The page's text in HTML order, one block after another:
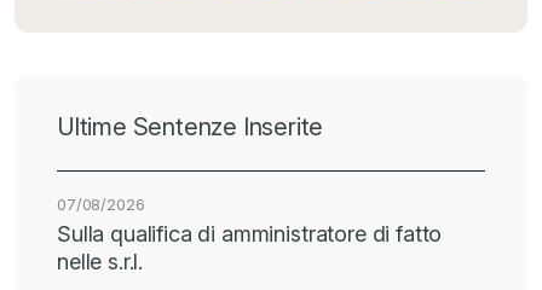
Ultime Sentenze Inserite
07/08/2026
Sulla qualifica di amministratore di fatto
nelle s.r.l.